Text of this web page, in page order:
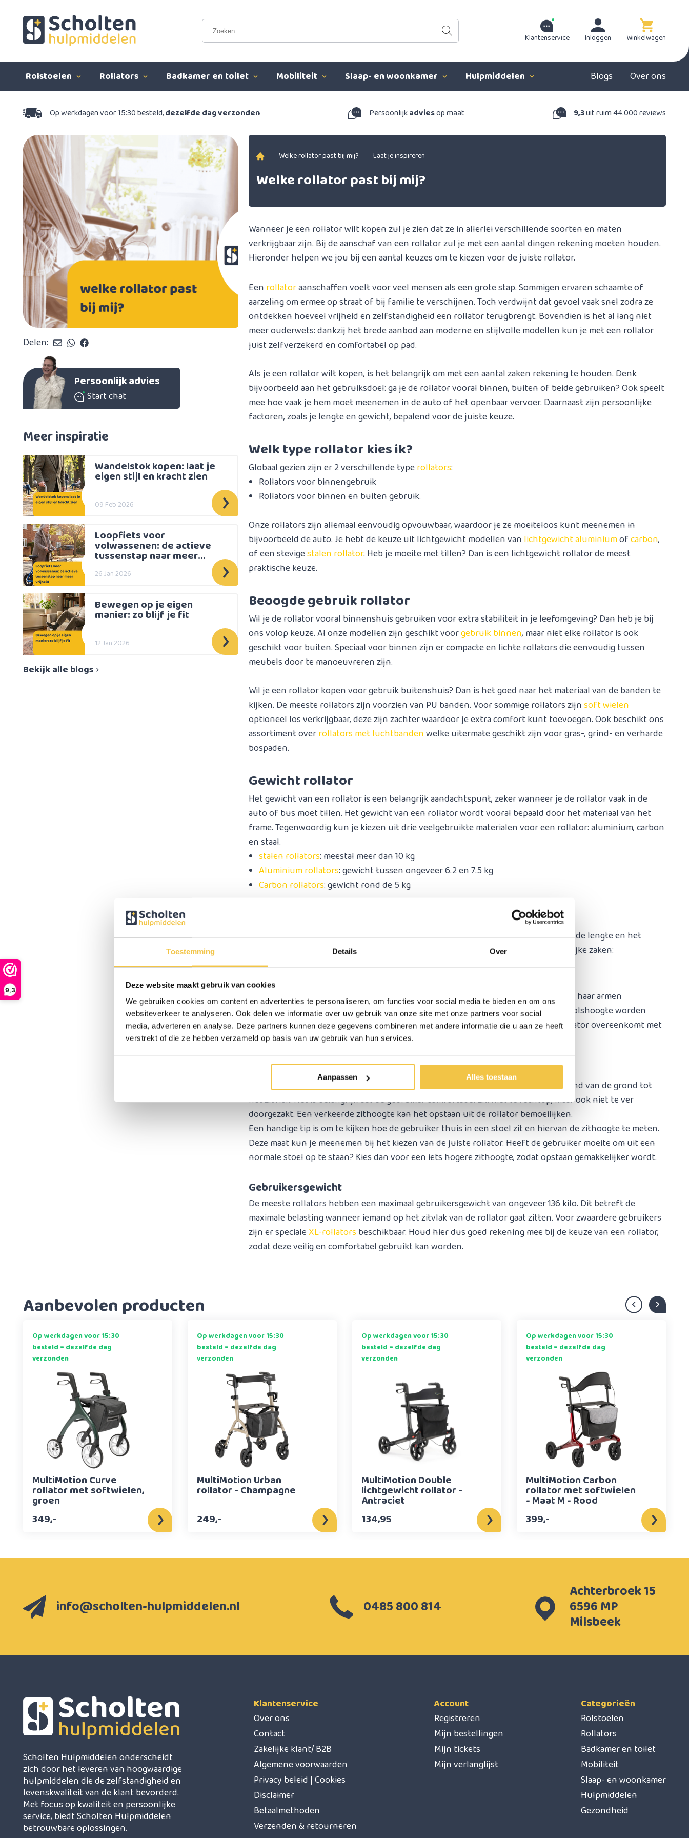
Toestemming Details Over
Deze website maakt gebruik van cookies
We gebruiken cookies om content en advertenties te personaliseren, om functies voor social media te bieden en om ons
websiteverkeer te analyseren. Ook delen we informatie over uw gebruik van onze site met onze partners voor social
media, adverteren en analyse. Deze partners kunnen deze gegevens combineren met andere informatie die u aan ze heeft
verstrekt of die ze hebben verzameld op basis van uw gebruik van hun services.
Aanpassen Alles toestaan
9,3
Klantenservice Inloggen Winkelwagen
Rolstoelen Rollators Badkamer en toilet Mobiliteit Slaap- en woonkamer Hulpmiddelen Blogs Over ons
Op werkdagen voor 15:30 besteld,dezelfde dag verzonden Persoonlijkadviesop maat 9,3uit ruim 44.000 reviews
Delen:
Persoonlijk advies
Start chat
Meer inspiratie
Wandelstok kopen: laat je
eigen stijl en kracht zien
09 Feb 2026
Loopfiets voor
volwassenen: de actieve
tussenstap naar meer
26 Jan 2026
Bewegen op je eigen
manier: zo blijf je fit
12 Jan 2026
Bekijk alle blogs
- Welke rollator past bij mij? - Laat je inspireren
Welke rollator past bij mij?
Wanneer je een rollator wilt kopen zul je zien dat ze in allerlei verschillende soorten en maten
verkrijgbaar zijn. Bij de aanschaf van een rollator zul je met een aantal dingen rekening moeten houden.
Hieronder helpen we jou bij een aantal keuzes om te kiezen voor de juiste rollator.
Een rollatoraanschaffen voelt voor veel mensen als een grote stap. Sommigen ervaren schaamte of
aarzeling om ermee op straat of bij familie te verschijnen. Toch verdwijnt dat gevoel vaak snel zodra ze
ontdekken hoeveel vrijheid en zelfstandigheid een rollator terugbrengt. Bovendien is het al lang niet
meer ouderwets: dankzij het brede aanbod aan moderne en stijlvolle modellen kun je met een rollator
juist zelfverzekerd en comfortabel op pad.
Als je een rollator wilt kopen, is het belangrijk om met een aantal zaken rekening te houden. Denk
bijvoorbeeld aan het gebruiksdoel: ga je de rollator vooral binnen, buiten of beide gebruiken? Ook speelt
mee hoe vaak je hem moet meenemen in de auto of het openbaar vervoer. Daarnaast zijn persoonlijke
factoren, zoals je lengte en gewicht, bepalend voor de juiste keuze.
Welk type rollator kies ik?
Globaal gezien zijn er 2 verschillende typerollators:
Rollators voor binnengebruik
Rollators voor binnen en buiten gebruik.
Onze rollators zijn allemaal eenvoudig opvouwbaar, waardoor je ze moeiteloos kunt meenemen in
bijvoorbeeld de auto. Je hebt de keuze uit lichtgewicht modellen van lichtgewicht aluminiumofcarbon,
of een stevigestalen rollator. Heb je moeite met tillen? Dan is een lichtgewicht rollator de meest
praktische keuze.
Beoogde gebruik rollator
Wil je de rollator vooral binnenshuis gebruiken voor extra stabiliteit in je leefomgeving? Dan heb je bij
ons volop keuze. Al onze modellen zijn geschikt voorgebruik binnen, maar niet elke rollator is ook
geschikt voor buiten. Speciaal voor binnen zijn er compacte en lichte rollators die eenvoudig tussen
meubels door te manoeuvreren zijn.
Wil je een rollator kopen voor gebruik buitenshuis? Dan is het goed naar het materiaal van de banden te
kijken. De meeste rollators zijn voorzien van PU banden. Voor sommige rollators zijnsoft wielen
optioneel los verkrijgbaar, deze zijn zachter waardoor je extra comfort kunt toevoegen. Ook beschikt ons
assortiment overrollators met luchtbandenwelke uitermate geschikt zijn voor gras-, grind- en verharde
bospaden.
Gewicht rollator
Het gewicht van een rollator is een belangrijk aandachtspunt, zeker wanneer je de rollator vaak in de
auto of bus moet tillen. Het gewicht van een rollator wordt vooral bepaald door het materiaal van het
frame. Tegenwoordig kun je kiezen uit drie veelgebruikte materialen voor een rollator: aluminium, carbon
en staal.
stalen rollators: meestal meer dan 10 kg
Aluminium rollators: gewicht tussen ongeveer 6.2 en 7.5 kg
Carbon rollators: gewicht rond de 5 kg
Bij een rollator kopen is het belangrijk om goed te kijken naar de gebruiker. Vooral de lengte en het
gewicht van de gebruiker spelen een grote rol. Deze bepalen namelijk drie belangrijke zaken:
Hoogte instelling handvatten rollator
De handgreephoogte van een rollator is altijd verstelbaar. Laat de gebruiker zijn of haar armen
ontspannen langs het lichaam hangen; het handvat van de rollator moet dan op polshoogte worden
ingesteld. Controleer daarom altijd of de opgegeven handgreephoogte van de rollator overeenkomt met
de benodigde hoogte voor de gebruiker.
Hoogte zitting rollator
Sommige rollators zijn verkrijgbaar met verschillende zithoogtes, oftewel de afstand van de grond tot
het zitvlak. Het is belangrijk dat de gebruiker comfortabel zit: niet te rechtop, maar ook niet te ver
doorgezakt. Een verkeerde zithoogte kan het opstaan uit de rollator bemoeilijken.
Een handige tip is om te kijken hoe de gebruiker thuis in een stoel zit en hiervan de zithoogte te meten.
Deze maat kun je meenemen bij het kiezen van de juiste rollator. Heeft de gebruiker moeite om uit een
normale stoel op te staan? Kies dan voor een iets hogere zithoogte, zodat opstaan gemakkelijker wordt.
Gebruikersgewicht
De meeste rollators hebben een maximaal gebruikersgewicht van ongeveer 136 kilo. Dit betreft de
maximale belasting wanneer iemand op het zitvlak van de rollator gaat zitten. Voor zwaardere gebruikers
zijn er specialeXL-rollators beschikbaar. Houd hier dus goed rekening mee bij de keuze van een rollator,
zodat deze veilig en comfortabel gebruikt kan worden.
Aanbevolen producten
Op werkdagen voor 15:30
besteld = dezelfde dag
verzonden
MultiMotion Curve
rollator met softwielen,
groen
349,-
Op werkdagen voor 15:30
besteld = dezelfde dag
verzonden
MultiMotion Urban
rollator - Champagne
249,-
Op werkdagen voor 15:30
besteld = dezelfde dag
verzonden
MultiMotion Double
lichtgewicht rollator -
Antraciet
134,95
Op werkdagen voor 15:30
besteld = dezelfde dag
verzonden
MultiMotion Carbon
rollator met softwielen
- Maat M - Rood
399,-
info@scholten-hulpmiddelen.nl 0485 800 814
Achterbroek 15
6596 MP
Milsbeek
Scholten Hulpmiddelen onderscheidt
zich door het leveren van hoogwaardige
hulpmiddelen die de zelfstandigheid en
levenskwaliteit van de klant bevorderd.
Met focus op kwaliteit en persoonlijke
service, biedt Scholten Hulpmiddelen
betrouwbare oplossingen.
Klantenservice
Over ons
Contact
Zakelijke klant/ B2B
Algemene voorwaarden
Privacy beleid | Cookies
Disclaimer
Betaalmethoden
Verzenden & retourneren
Account
Registreren
Mijn bestellingen
Mijn tickets
Mijn verlanglijst
Categorieën
Rolstoelen
Rollators
Badkamer en toilet
Mobiliteit
Slaap- en woonkamer
Hulpmiddelen
Gezondheid